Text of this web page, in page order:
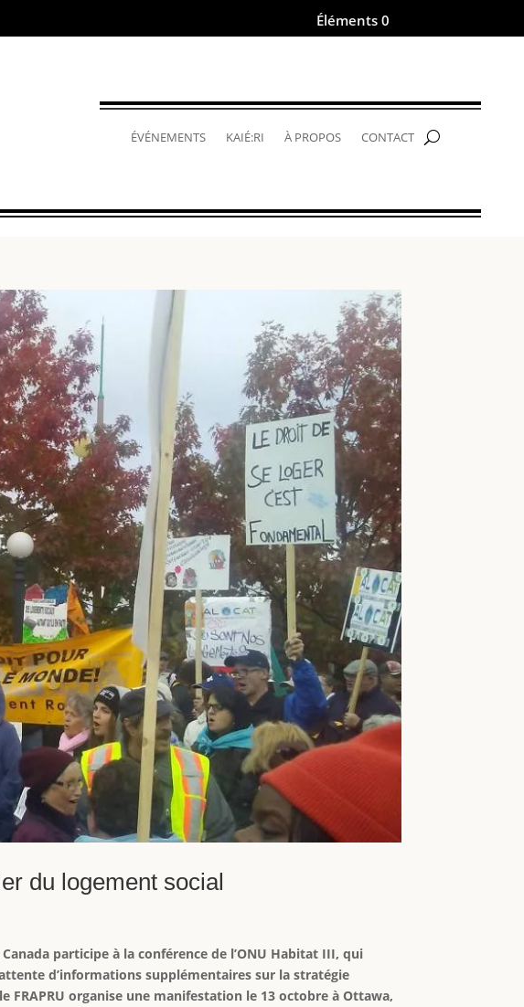
Éléments 0
ÉVÉNEMENTS KAIÉ:RI À PROPOS CONTACT
du logement social
participe à la conférence de l’ONU Habitat III, qui
d’informations supplémentaires sur la stratégie
FRAPRU organise une manifestation le 13 octobre à Ottawa,